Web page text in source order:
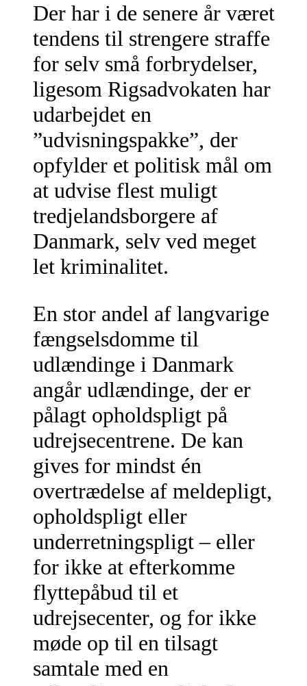
Der har i de senere år været
tendens til strengere straffe
for selv små forbrydelser,
ligesom Rigsadvokaten har
udarbejdet en
”udvisningspakke”, der
opfylder et politisk mål om
at udvise flest muligt
tredjelandsborgere af
Danmark, selv ved meget
let kriminalitet.
En stor andel af langvarige
fængselsdomme til
udlændinge i Danmark
angår udlændinge, der er
pålagt opholdspligt på
udrejsecentrene. De kan
gives for mindst én
overtrædelse af meldepligt,
opholdspligt eller
underretningspligt – eller
for ikke at efterkomme
flyttepåbud til et
udrejsecenter, og for ikke
møde op til en tilsagt
samtale med en